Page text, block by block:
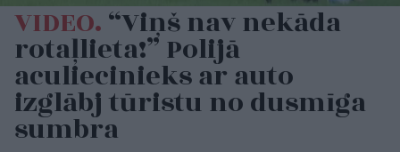
VIDEO.“Viņš nav nekāda
rotaļlieta!” Polijā
aculiecinieks ar auto
izglābj tūristu no dusmīga
sumbra